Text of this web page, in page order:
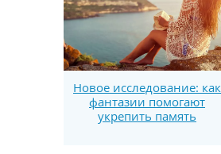
Новое исследование: как
фантазии помогают
укрепить память